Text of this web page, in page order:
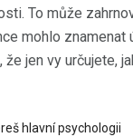
To může
mohlo
jen vy určujete,
hlavní psychologii